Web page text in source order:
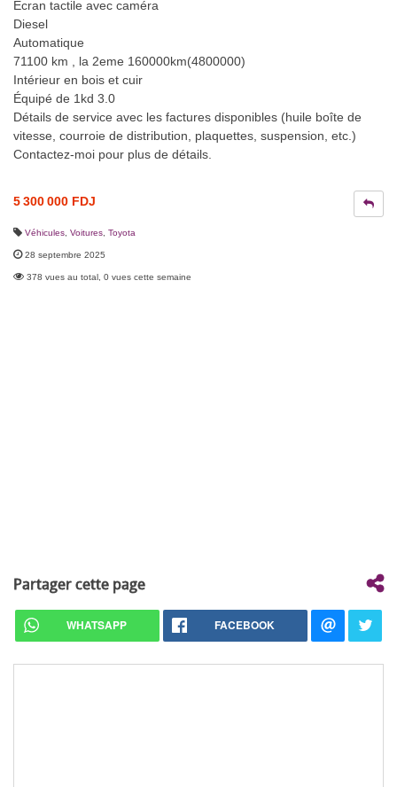
Écran tactile avec caméra
Diesel
Automatique
71100 km , la 2eme 160000km(4800000)
Intérieur en bois et cuir
Équipé de 1kd 3.0
Détails de service avec les factures disponibles (huile boîte de
vitesse, courroie de distribution, plaquettes, suspension, etc.)
Contactez-moi pour plus de détails.
5 300 000 FDJ
Véhicules Voitures Toyota
28 septembre 2025
378 vues au total, 0 vues cette semaine
Partager cette page
WHATSAPP FACEBOOK